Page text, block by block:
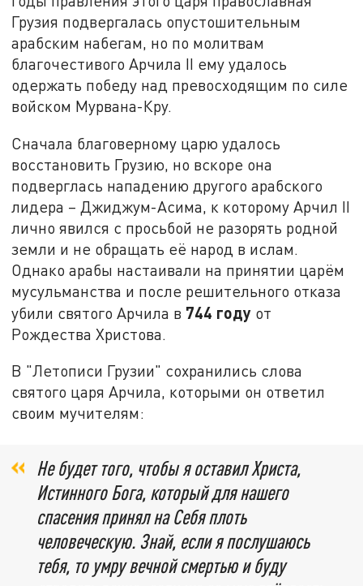
Грузия подвергалась опустошительным
арабским набегам, но по молитвам
благочестивого Арчила II ему удалось
одержать победу над превосходящим по силе
войском Мурвана-Кру.
Сначала благоверному царю удалось
восстановить Грузию, но вскоре она
подверглась нападению другого арабского
лидера – Джиджум-Асима, к которому Арчил II
лично явился с просьбой не разорять родной
земли и не обращать её народ в ислам.
Однако арабы настаивали на принятии царём
мусульманства и после решительного отказа
убили святого Арчила в 744 году от
Рождества Христова.
В "Летописи Грузии" сохранились слова
святого царя Арчила, которыми он ответил
своим мучителям:
Не будет того, чтобы я оставил Христа,
Истинного Бога, который для нашего
спасения принял на Себя плоть
человеческую. Знай, если я послушаюсь
тебя, то умру вечной смертью и буду